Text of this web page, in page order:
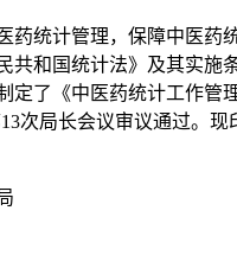
药统计管理，保障中医药
共和国统计法》及其实施
定了《中医药统计工作管
次局长会议审议通过。现